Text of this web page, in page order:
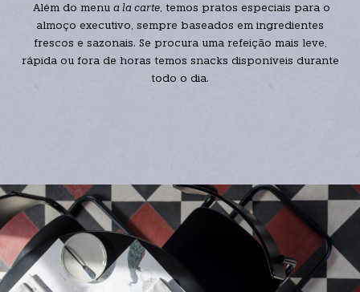
Além do menu a la carte, temos pratos especiais para o
almoço executivo, sempre baseados em ingredientes
frescos e sazonais. Se procura uma refeição mais leve,
rápida ou fora de horas temos snacks disponíveis durante
todo o dia.